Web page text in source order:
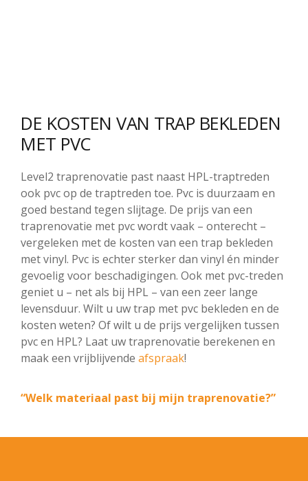
DE KOSTEN VAN TRAP BEKLEDEN
MET PVC
Level2 traprenovatie past naast HPL-traptreden
ook pvc op de traptreden toe. Pvc is duurzaam en
goed bestand tegen slijtage. De prijs van een
traprenovatie met pvc wordt vaak – onterecht –
vergeleken met de kosten van een trap bekleden
met vinyl. Pvc is echter sterker dan vinyl én minder
gevoelig voor beschadigingen. Ook met pvc-treden
geniet u – net als bij HPL – van een zeer lange
levensduur. Wilt u uw trap met pvc bekleden en de
kosten weten? Of wilt u de prijs vergelijken tussen
pvc en HPL? Laat uw traprenovatie berekenen en
maak een vrijblijvende afspraak!
“Welk materiaal past bij mijn traprenovatie?”